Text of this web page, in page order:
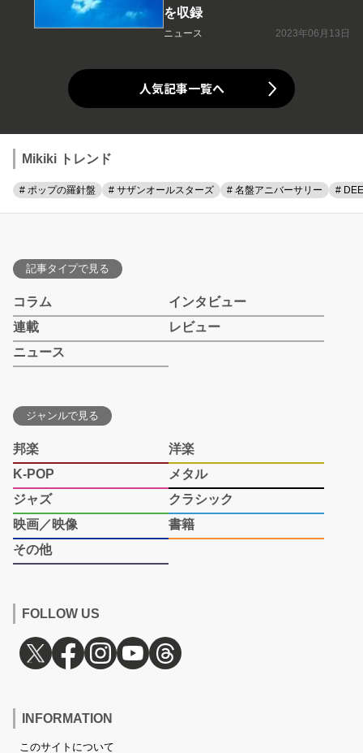
を収録
ニュース 2023年06月13日
人気記事一覧へ
Mikiki トレンド
# ポップの羅針盤 # サザンオールスターズ # 名盤アニバーサリー #
記事タイプで見る
コラム
インタビュー
連載
レビュー
ニュース
ジャンルで見る
邦楽
洋楽
K-POP
メタル
ジャズ
クラシック
映画／映像
書籍
その他
FOLLOW US
INFORMATION
このサイトについて